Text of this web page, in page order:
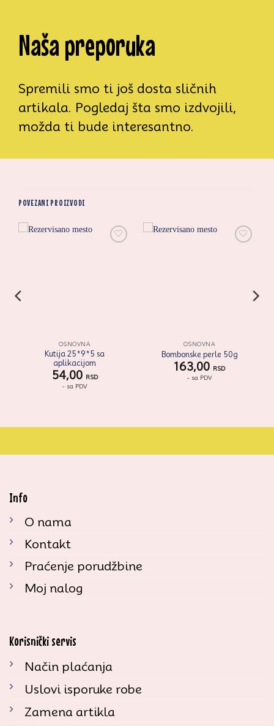
Naša preporuka
Spremili smo ti još dosta sličnih
artikala. Pogledaj šta smo izdvojili,
možda ti bude interesantno.
POVEZANI PROIZVODI
OSNOVNA
Kutija 25*9*5 sa
aplikacijom
54,00 RSD
- sa PDV
OSNOVNA
Bombonske perle 50g
163,00 RSD
- sa PDV
Info
O nama
Kontakt
Praćenje porudžbine
Moj nalog
Korisnički servis
Način plaćanja
Uslovi isporuke robe
Zamena artikla